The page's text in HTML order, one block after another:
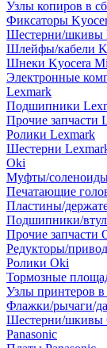
Узлы копиров в
Фиксаторы
Шестерни/шкивы
Шлейфы/кабели
Шнеки Kyocera
Электронные
Lexmark
Подшипники
Прочие запчасти
Ролики Lexmark
Шестерни
Oki
Муфты/
Печатающие
Пластины/
Подшипники/
Прочие запчасти
Редукторы/
Ролики Oki
Тормозные
Узлы принтеров в
Флажки/рычаги/
Шестерни/шкивы
Panasonic